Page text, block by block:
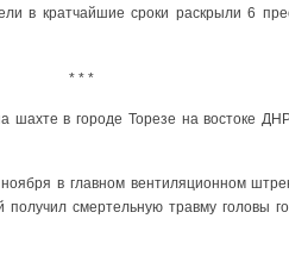
в кратчайшие сроки раскрыли 6
* * *
шахте в городе Торезе на востоке
в главном вентиляционном
получил смертельную травму головы